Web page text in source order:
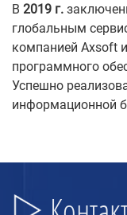
В 2019 г.
глобальным
компанией Axsoft
программного
Успешно
информационной